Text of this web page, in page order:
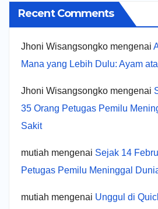
Recent Comments
Jhoni Wisangsongko mengenai
Mana yang Lebih Dulu: Ayam
Jhoni Wisangsongko mengenai
35 Orang Petugas Pemilu
Sakit
mutiah mengenai Sejak 14
Petugas Pemilu Meninggal
mutiah mengenai Unggul di